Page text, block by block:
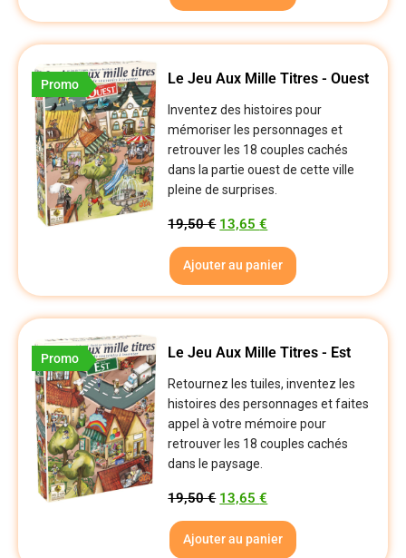
Promo Le Jeu Aux Mille Titres - Ouest
Inventez des histoires pour
mémoriser les personnages et
retrouver les 18 couples cachés
dans la partie ouest de cette ville
pleine de surprises.
19,50€ 13,65€
Ajouter au panier
Promo Le Jeu Aux Mille Titres - Est
Retournez les tuiles, inventez les
histoires des personnages et faites
appel à votre mémoire pour
retrouver les 18 couples cachés
dans le paysage.
19,50€ 13,65€
Ajouter au panier